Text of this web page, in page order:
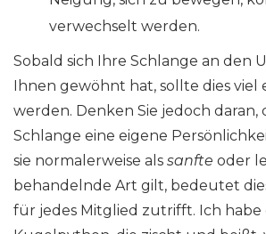
verwechselt werden.
Sobald sich Ihre Schlange an den
Ihnen gewöhnt hat, sollte dies viel
werden. Denken Sie jedoch daran,
Schlange eine eigene
sie normalerweise als sanfte oder
behandelnde Art gilt, bedeutet
für jedes Mitglied zutrifft. Ich habe